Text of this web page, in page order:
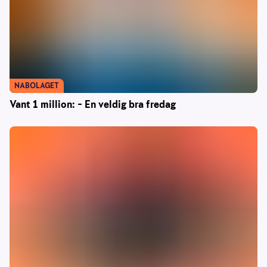
Vant 1 million: – En veldig bra fredag
NABOLAGET